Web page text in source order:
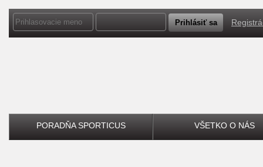
PORADŇA SPORTICUS VŠETKO O NÁS